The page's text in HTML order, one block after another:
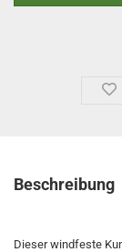
Beschreibung
Dieser windfeste